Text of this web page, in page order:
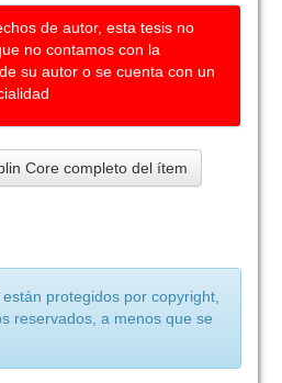
de autor, esta tesis no
no contamos con la
su autor o se cuenta con un
Core completo del ítem
protegidos por copyright,
reservados, a menos que se